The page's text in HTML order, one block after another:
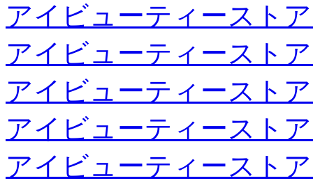
アイビューティースト
アイビューティースト
アイビューティースト
アイビューティースト
アイビューティースト